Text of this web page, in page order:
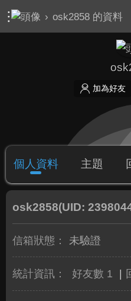
› osk2858 的資料
加為好友
個人資料 主題
osk2858(UID:
信箱狀態： 未驗證
統計資訊： 好友數 1